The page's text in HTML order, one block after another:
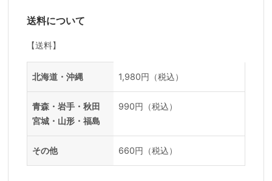
送料について
【送料】
地域 料金
北海道・沖縄 1,980円（税込）
青森・岩手・秋田
宮城・山形・福島
990円（税込）
その他 660円（税込）